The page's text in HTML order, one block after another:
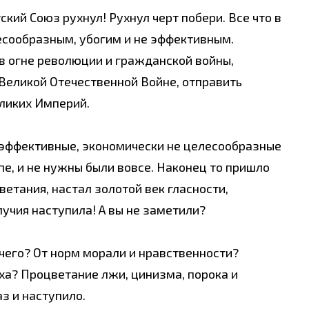
Союз рухнул! Рухнул черт побери. Все что в
убогим и не эффективным.
революции и гражданской войны,
Отечественной Войне, отправить
Империй.
экономически не целесообразные
и не нужны были вовсе. Наконец то пришло
настал золотой век гласности,
наступила! А вы не заметили?
От норм морали и нравственности?
Процветание лжи, цинизма, порока и
и наступило.